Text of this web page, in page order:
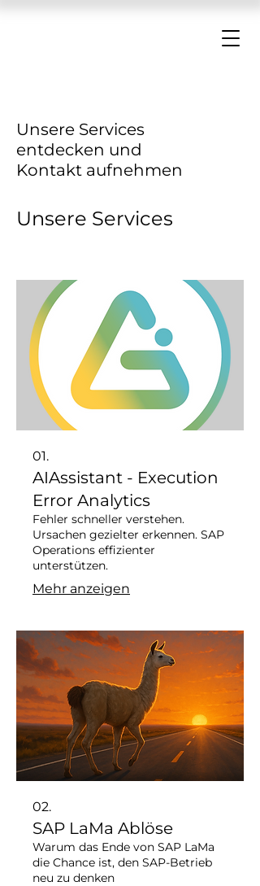
Unsere Services
entdecken und
Kontakt aufnehmen
Unsere Services
01.
AIAssistant - Execution
Error Analytics
Fehler schneller verstehen.
Ursachen gezielter erkennen. SAP
Operations effizienter
unterstützen.
Mehr anzeigen
02.
SAP LaMa Ablöse
Warum das Ende von SAP LaMa
die Chance ist, den SAP-Betrieb
neu zu denken